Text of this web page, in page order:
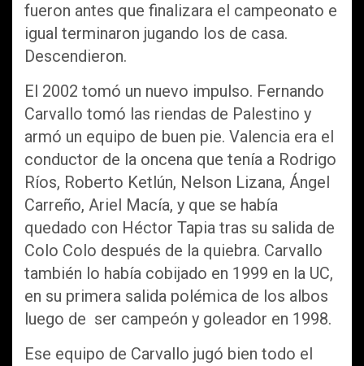
fueron antes que finalizara el campeonato e
igual terminaron jugando los de casa.
Descendieron.
El 2002 tomó un nuevo impulso. Fernando
Carvallo tomó las riendas de Palestino y
armó un equipo de buen pie. Valencia era el
conductor de la oncena que tenía a Rodrigo
Ríos, Roberto Ketlún, Nelson Lizana, Ángel
Carreño, Ariel Macía, y que se había
quedado con Héctor Tapia tras su salida de
Colo Colo después de la quiebra. Carvallo
también lo había cobijado en 1999 en la UC,
en su primera salida polémica de los albos
luego de ser campeón y goleador en 1998.
Ese equipo de Carvallo jugó bien todo el